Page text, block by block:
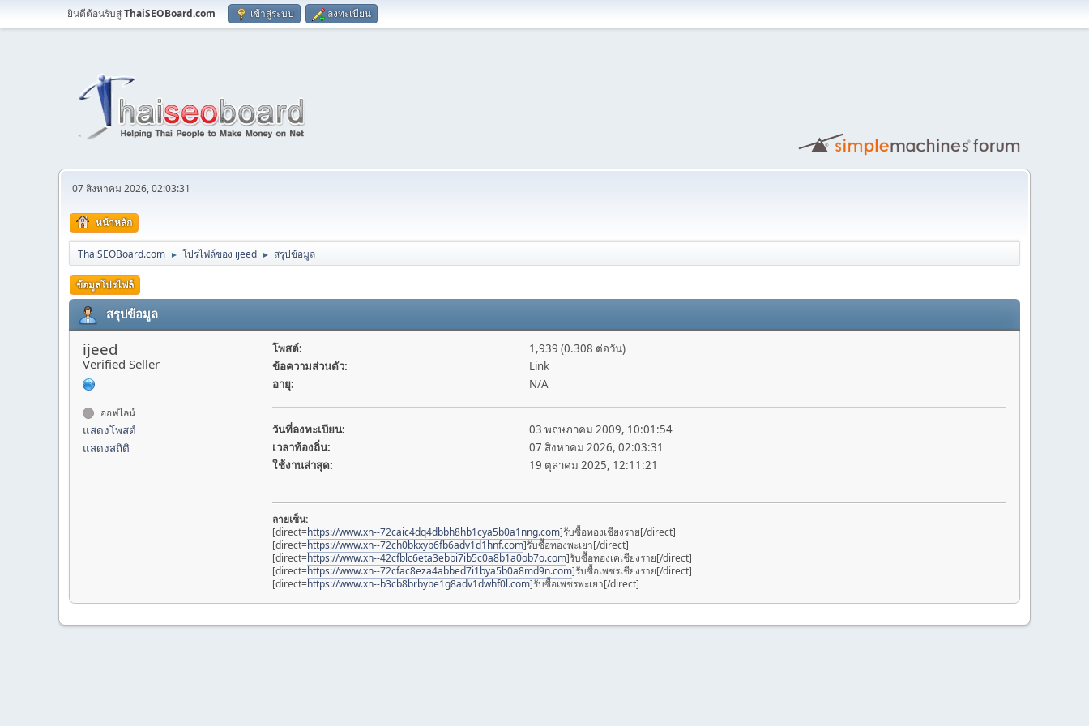
ยินดีต้อนรับสู่ThaiSEOBoard.com เข้าสู่ระบบ ลงทะเบียน
07 สิงหาคม 2026, 02:03:31
หน้าหลัก
ThaiSEOBoard.com ► โปรไฟล์ของ ijeed ► สรุปข้อมูล
ข้อมูลโปรไฟล์
สรุปข้อมูล
ijeed
Verified Seller
ออฟไลน์
แสดงโพสต์
แสดงสถิติ
โพสต์:
1,939 (0.308 ต่อวัน)
ข้อความส่วนตัว:
Link
อายุ:
N/A
วันที่ลงทะเบียน:
03 พฤษภาคม 2009, 10:01:54
เวลาท้องถิ่น:
07 สิงหาคม 2026, 02:03:31
ใช้งานล่าสุด:
19 ตุลาคม 2025, 12:11:21
ลายเซ็น:
[direct=https://www.xn--72caic4dq4dbbh8hb1cya5b0a1nng.com]รับซื้อทองเชียงราย[/direct]
[direct=https://www.xn--72ch0bkxyb6fb6adv1d1hnf.com]รับซื้อทองพะเยา[/direct]
[direct=https://www.xn--42cfblc6eta3ebbi7ib5c0a8b1a0ob7o.com]รับซื้อทองเคเชียงราย[/direct]
[direct=https://www.xn--72cfac8eza4abbed7i1bya5b0a8md9n.com]รับซื้อเพชรเชียงราย[/direct]
[direct=https://www.xn--b3cb8brbybe1g8adv1dwhf0l.com]รับซื้อเพชรพะเยา[/direct]